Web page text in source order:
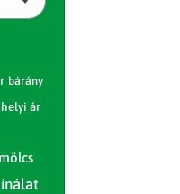
bárány
ár